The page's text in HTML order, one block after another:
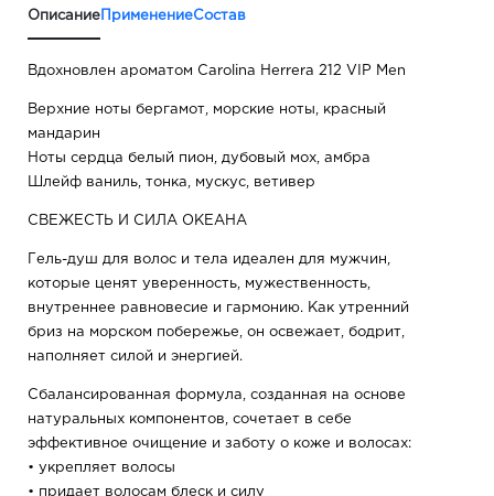
Описание ПрименениеСостав
Вдохновлен ароматом Carolina Herrera 212 VIP Men
Верхние ноты бергамот, морские ноты, красный
мандарин
Ноты сердца белый пион, дубовый мох, амбра
Шлейф ваниль, тонка, мускус, ветивер
СВЕЖЕСТЬ И СИЛА ОКЕАНА
Гель-душ для волос и тела идеален для мужчин,
которые ценят уверенность, мужественность,
внутреннее равновесие и гармонию. Как утренний
бриз на морском побережье, он освежает, бодрит,
наполняет силой и энергией.
Сбалансированная формула, созданная на основе
натуральных компонентов, сочетает в себе
эффективное очищение и заботу о коже и волосах:
• укрепляет волосы
• придает волосам блеск и силу